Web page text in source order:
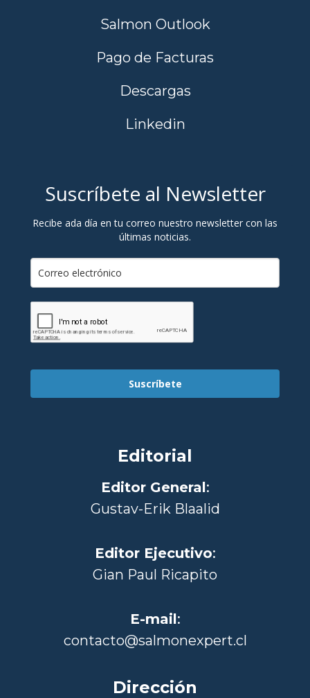
Salmon Outlook
Pago de Facturas
Descargas
Linkedin
Suscríbete al Newsletter
Recibe ada día en tu correo nuestro newsletter con las
últimas noticias.
Suscríbete
Editorial
Editor General:
Gustav-Erik Blaalid
Editor Ejecutivo:
Gian Paul Ricapito
E-mail:
contacto@salmonexpert.cl
Dirección